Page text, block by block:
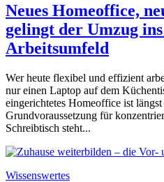
Neues Homeoffice,
gelingt der Umzug
Arbeitsumfeld
Wer heute flexibel und effizient
nur einen Laptop auf dem
eingerichtetes Homeoffice ist
Grundvoraussetzung für
Schreibtisch steht...
Wissenswertes